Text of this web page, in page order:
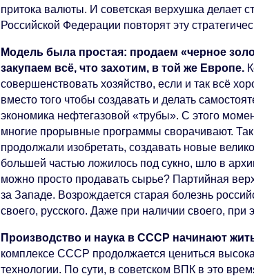
притока валюты. И советская верхушка делает
Российской Федерации повторят эту
Модель была простая: продаем «черное
закупаем всё, что захотим, в той же Европе.
совершенствовать хозяйство, если и так всё
вместо того чтобы создавать и делать
экономика нефтегазовой «трубы». С этого
многие прорывные программы сворачивают.
продолжали изобретать, создавать новые
большей частью ложилось под сукно, шло в
можно просто продавать сырье? Партийная
за Западе. Возрождается старая болезнь
своего, русского. Даже при наличии своего,
Производство и наука в СССР начинают
комплексе СССР продолжается цениться
технологии. По сути, в советском ВПК в это